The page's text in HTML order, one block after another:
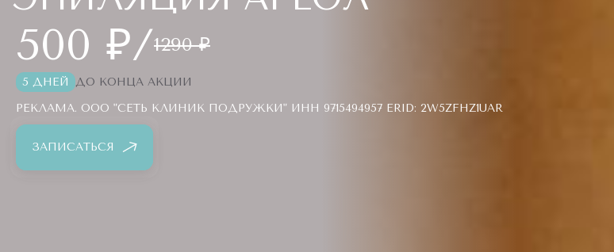
500 ₽/1290 ₽
5 ДНЕЙ
ДО КОНЦА АКЦИИ
РЕКЛАМА. ООО "СЕТЬ КЛИНИК ПОДРУЖКИ" ИНН 9715494957 ERID: 2W5ZFHZ1UAR
ЗАПИСАТЬСЯ